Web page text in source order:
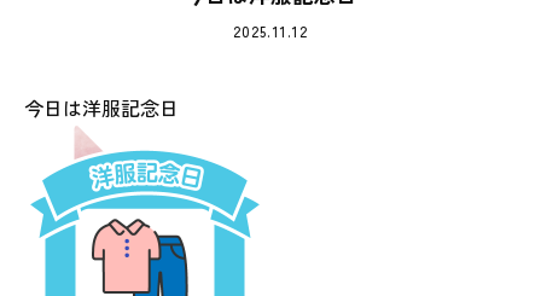
2025.11.12
今日は洋服記念日